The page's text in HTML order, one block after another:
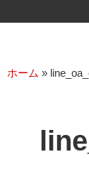
ホーム »